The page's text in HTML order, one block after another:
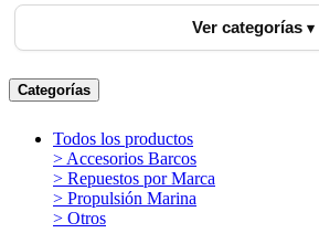
Ver categorías
Categorías
Todos los productos
> Accesorios Barcos
> Repuestos por Marca
> Propulsión Marina
> Otros